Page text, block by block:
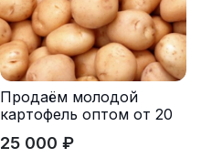
Продаём молодой
картофель оптом от 20
25 000 ₽